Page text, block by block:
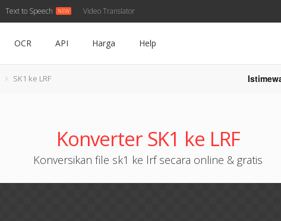
Text to Speech Video Translator
OCR API Harga Help
SK1 ke LRF
Konverter SK1 ke LRF
Konversikan file sk1 ke lrf secara online & gratis